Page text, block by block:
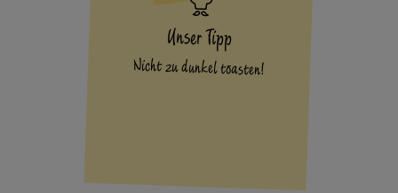
Unser Tipp
Nicht zu dunkel toasten!